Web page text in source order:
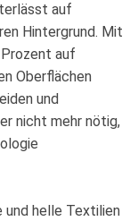
auf
Hintergrund. Mit
auf
Oberflächen
und
nicht mehr nötig,
und helle Textilien